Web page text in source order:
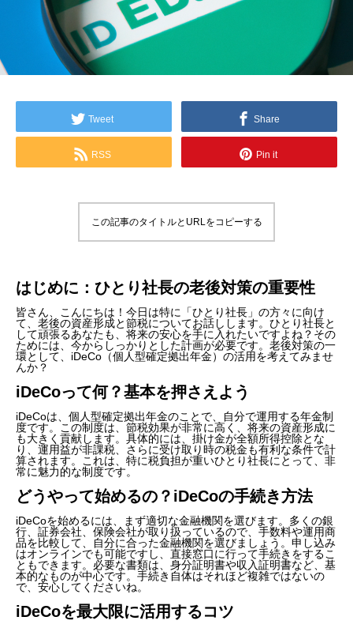
Tweet Share
RSS Pin it
この記事のタイトルとURLをコピーする
はじめに：ひとり社長の老後対策の重要性
皆さん、こんにちは！今日は特に「ひとり社長」の方々に向け
て、老後の資産形成と節税についてお話しします。ひとり社長と
して頑張るあなたも、将来の安心を手に入れたいですよね？その
ためには、今からしっかりとした計画が必要です。老後対策の一
環として、iDeCo（個人型確定拠出年金）の活用を考えてみませ
んか？
iDeCoって何？基本を押さえよう
iDeCoは、個人型確定拠出年金のことで、自分で運用する年金制
度です。この制度は、節税効果が非常に高く、将来の資産形成に
も大きく貢献します。具体的には、掛け金が全額所得控除とな
り、運用益が非課税、さらに受け取り時の税金も有利な条件で計
算されます。これは、特に税負担が重いひとり社長にとって、非
常に魅力的な制度です。
どうやって始めるの？iDeCoの手続き方法
iDeCoを始めるには、まず適切な金融機関を選びます。多くの銀
行、証券会社、保険会社が取り扱っているので、手数料や運用商
品を比較して、自分に合った金融機関を選びましょう。申し込み
はオンラインでも可能ですし、直接窓口に行って手続きをするこ
ともできます。必要な書類は、身分証明書や収入証明書など、基
本的なものが中心です。手続き自体はそれほど複雑ではないの
で、安心してくださいね。
iDeCoを最大限に活用するコツ